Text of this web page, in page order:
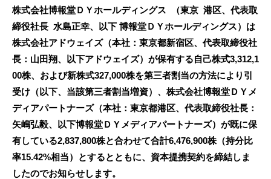
株式会社博報堂ＤＹホールディングス （東京 港区、代表取
締役社⻑ ⽔島正幸、以下 博報堂ＤＹホールディングス）は
株式会社アドウェイズ（本社：東京都新宿区、代表取締役社
長：山田翔、以下アドウェイズ）が保有する自己株式3,312,1
00株、および新株式327,000株を第三者割当の方法により引
受け（以下、当該第三者割当増資）、株式会社博報堂ＤＹメ
ディアパートナーズ（本社：東京都港区、代表取締役社長：
矢嶋弘毅、以下博報堂ＤＹメディアパートナーズ）が既に保
有している2,837,800株と合わせて合計6,476,900株（持分比
率15.42%相当）とするとともに、資本提携契約を締結しま
したのでお知らせします。